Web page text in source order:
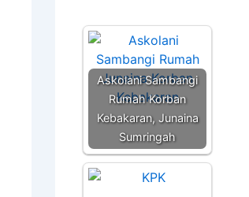
Askolani Sambangi
Rumah Korban
Kebakaran, Junaina
Sumringah